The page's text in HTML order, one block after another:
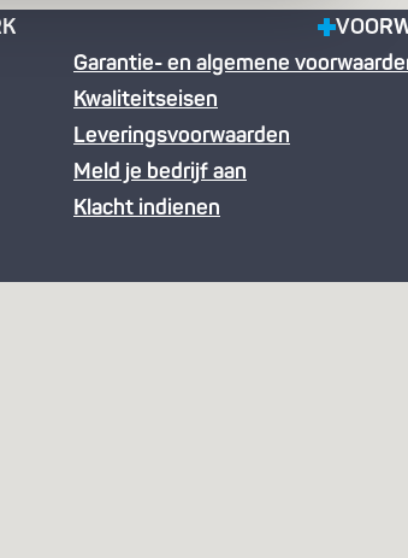
Garantie- en algemene
Kwaliteitseisen
Leveringsvoorwaarden
Meld je bedrijf aan
Klacht indienen